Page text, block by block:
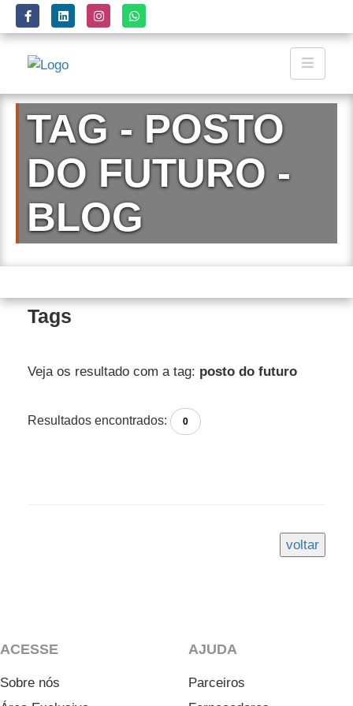
TAG - POSTO
DO FUTURO -
BLOG
Tags
Veja os resultado com a tag: posto do futuro
Resultados encontrados: 0
ACESSE
Sobre nós
AJUDA
Parceiros